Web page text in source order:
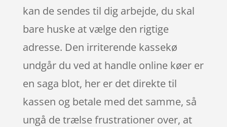
kan de sendes til dig arbejde, du skal
bare huske at vælge den rigtige
adresse. Den irriterende kassekø
undgår du ved at handle online køer er
en saga blot, her er det direkte til
kassen og betale med det samme, så
ungå de trælse frustrationer over, at